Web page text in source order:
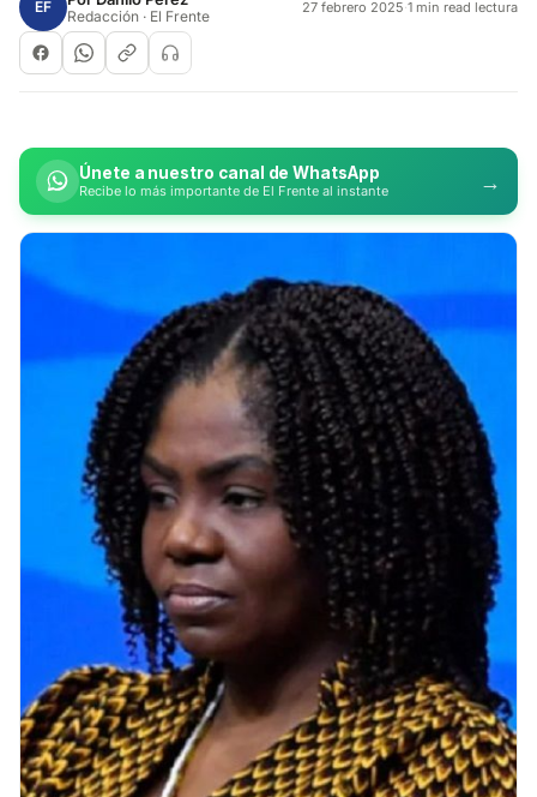
EF Redacción · El Frente 27 febrero 2025·1 min read lectura
Únete a nuestro canal de WhatsApp
Recibe lo más importante de El Frente al instante →